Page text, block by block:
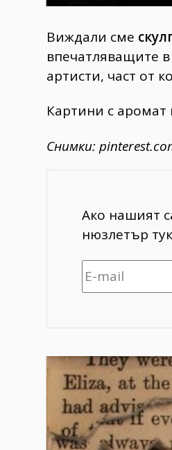
Виждали сме
впечатляващите
артисти, част от
Картини с аромат
Снимки:
Ако нашият
нюзлетър